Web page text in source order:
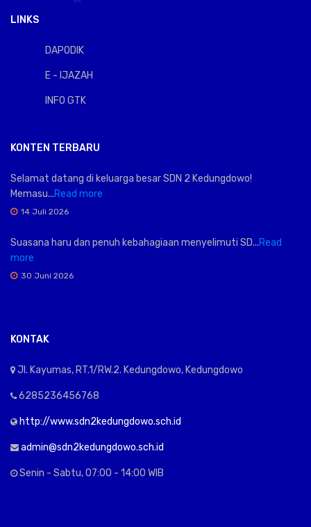
LINKS
DAPODIK
E - IJAZAH
INFO GTK
KONTEN TERBARU
Selamat datang di keluarga besar SDN 2 Kedungdowo!
Memasu...Read more
14 Juli 2026
Suasana haru dan penuh kebahagiaan menyelimuti SD...Read
more
30 Juni 2026
KONTAK
Jl. Kayumas, RT.1/RW.2. Kedungdowo, Kedungdowo
6285236456768
http://www.sdn2kedungdowo.sch.id
admin@sdn2kedungdowo.sch.id
Senin - Sabtu, 07:00 - 14:00 WIB